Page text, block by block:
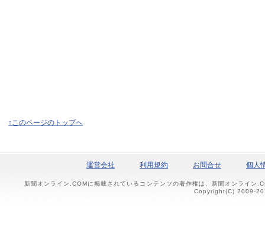
↑このページのトップへ
運営会社 利用規約 お問合せ 個人
新聞オンライン.COMに掲載されているコンテンツの著作権は、新聞オンライン
Copyright(C) 2009-